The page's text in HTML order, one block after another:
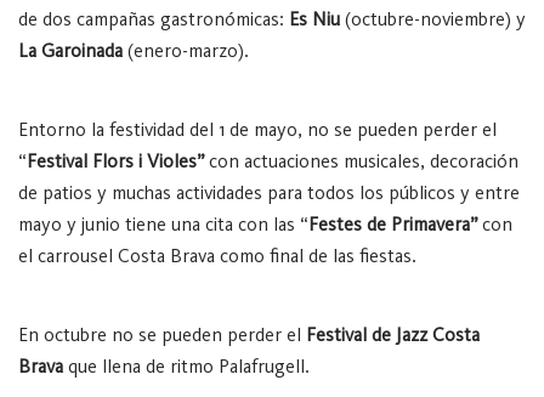
de dos campañas gastronómicas: Es Niu (octubre-noviembre) y
La Garoinada (enero-marzo).
Entorno la festividad del 1 de mayo, no se pueden perder el
“Festival Flors i Violes”con actuaciones musicales, decoración
de patios y muchas actividades para todos los públicos y entre
mayo y junio tiene una cita con las “Festes de Primavera”con
el carrousel Costa Brava como final de las fiestas.
En octubre no se pueden perder el Festival de Jazz Costa
Brava que llena de ritmo Palafrugell.